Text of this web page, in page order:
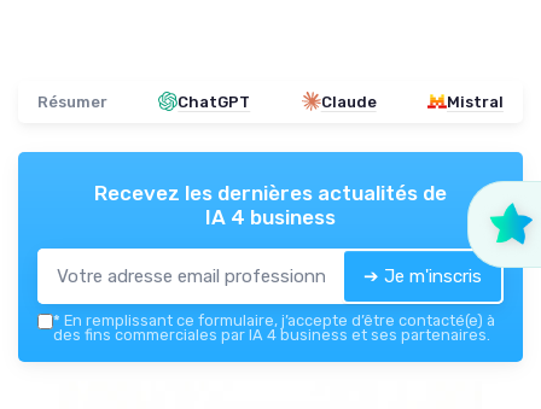
Résumer ChatGPT Claude Mistral
Recevez les dernières actualités de
IA 4 business
➔ Je m'inscris
* En remplissant ce formulaire, j’accepte d’être contacté(e) à
des fins commerciales par IA 4 business et ses partenaires.